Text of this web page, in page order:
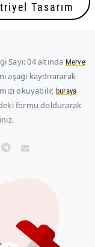
Tasarım
Sayı: 04 altında Merve
aşağı kaydırararak
okuyabilir, buraya
formu doldurarak